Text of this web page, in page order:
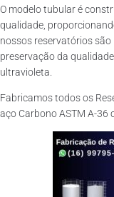
O modelo tubular é
qualidade,
nossos reservatórios
preservação da
ultravioleta.
Fabricamos todos os
aço Carbono ASTM A-36